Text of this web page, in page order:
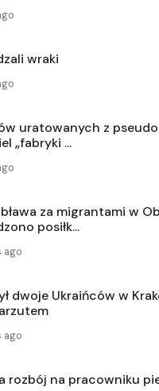
wraki
uratowanych z
„fabryki ...
za migrantami w
posiłk...
ago
dwoje Ukraińców w
ago
rozbój na pracowniku